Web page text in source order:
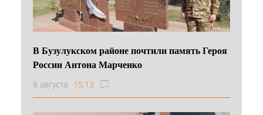
В Бузулукском районе почтили память Героя
России Антона Марченко
8 августа 15:13